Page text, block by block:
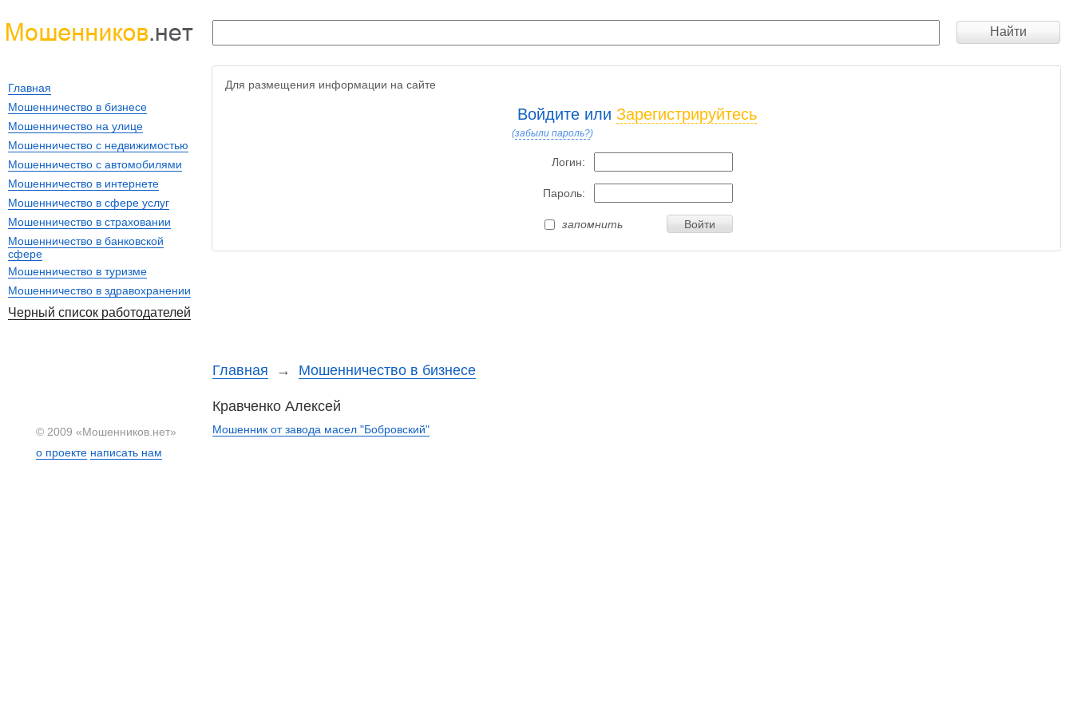
Найти
Для размещения информации на сайте
Войдите или Зарегистрируйтесь
(забыли пароль?)
Логин:
Пароль:
запомнить Войти
Главная → Мошенничество в бизнесе
Кравченко Алексей
Мошенник от завода масел "Бобровский"
Главная
Мошенничество в бизнесе
Мошенничество на улице
Мошенничество с недвижимостью
Мошенничество с автомобилями
Мошенничество в интернете
Мошенничество в сфере услуг
Мошенничество в страховании
Мошенничество в банковской
сфере
Мошенничество в туризме
Мошенничество в здравохранении
Черный список работодателей
© 2009 «Мошенников.нет»
о проекте написать нам